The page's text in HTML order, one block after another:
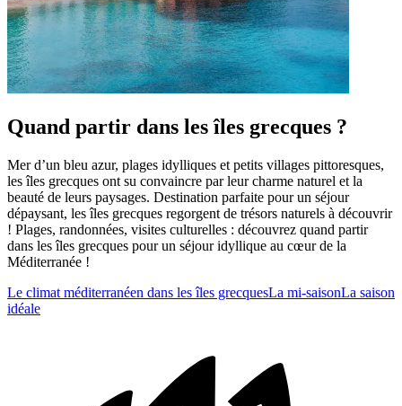
Quand partir dans les îles grecques ?
Mer d’un bleu azur, plages idylliques et petits villages pittoresques,
les îles grecques ont su convaincre par leur charme naturel et la
beauté de leurs paysages. Destination parfaite pour un séjour
dépaysant, les îles grecques regorgent de trésors naturels à découvrir
! Plages, randonnées, visites culturelles : découvrez quand partir
dans les îles grecques pour un séjour idyllique au cœur de la
Méditerranée !
Le climat méditerranéen dans les îles grecquesLa mi-saisonLa saison
idéale